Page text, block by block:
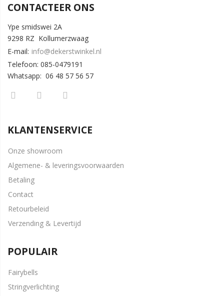
CONTACTEER ONS
Ype smidswei 2A
9298 RZ Kollumerzwaag
E-mail: info@dekerstwinkel.nl
Telefoon: 085-0479191
Whatsapp: 06 48 57 56 57
KLANTENSERVICE
Onze showroom
Algemene- & leveringsvoorwaarden
Betaling
Contact
Retourbeleid
Verzending & Levertijd
POPULAIR
Fairybells
Stringverlichting